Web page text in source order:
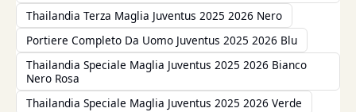
Thailandia Terza Maglia Juventus 2025 2026 Nero
Portiere Completo Da Uomo Juventus 2025 2026 Blu
Thailandia Speciale Maglia Juventus 2025 2026 Bianco
Nero Rosa
Thailandia Speciale Maglia Juventus 2025 2026 Verde